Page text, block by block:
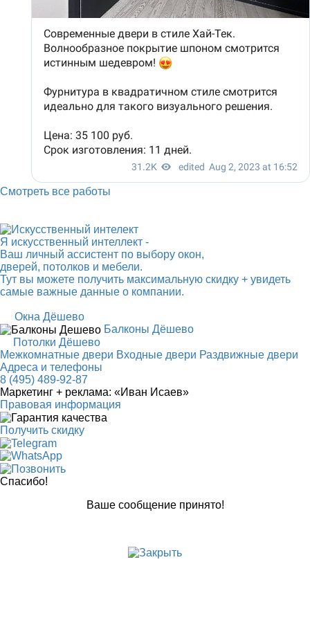
Смотреть все работы
Я искусственный интеллект -
Ваш личный ассистент по выбору окон,
дверей, потолков и мебели.
Тут вы можете получить максимальную скидку + увидеть
самые важные данные о компании.
Окна Дёшево
Балконы Дёшево
Потолки Дёшево
Межкомнатные двери Входные двери Раздвижные двери
Адреса и телефоны
8 (495) 489-92-87
Маркетинг + реклама: «Иван Исаев»
Правовая информация
Получить скидку
Спасибо!
Ваше сообщение принято!